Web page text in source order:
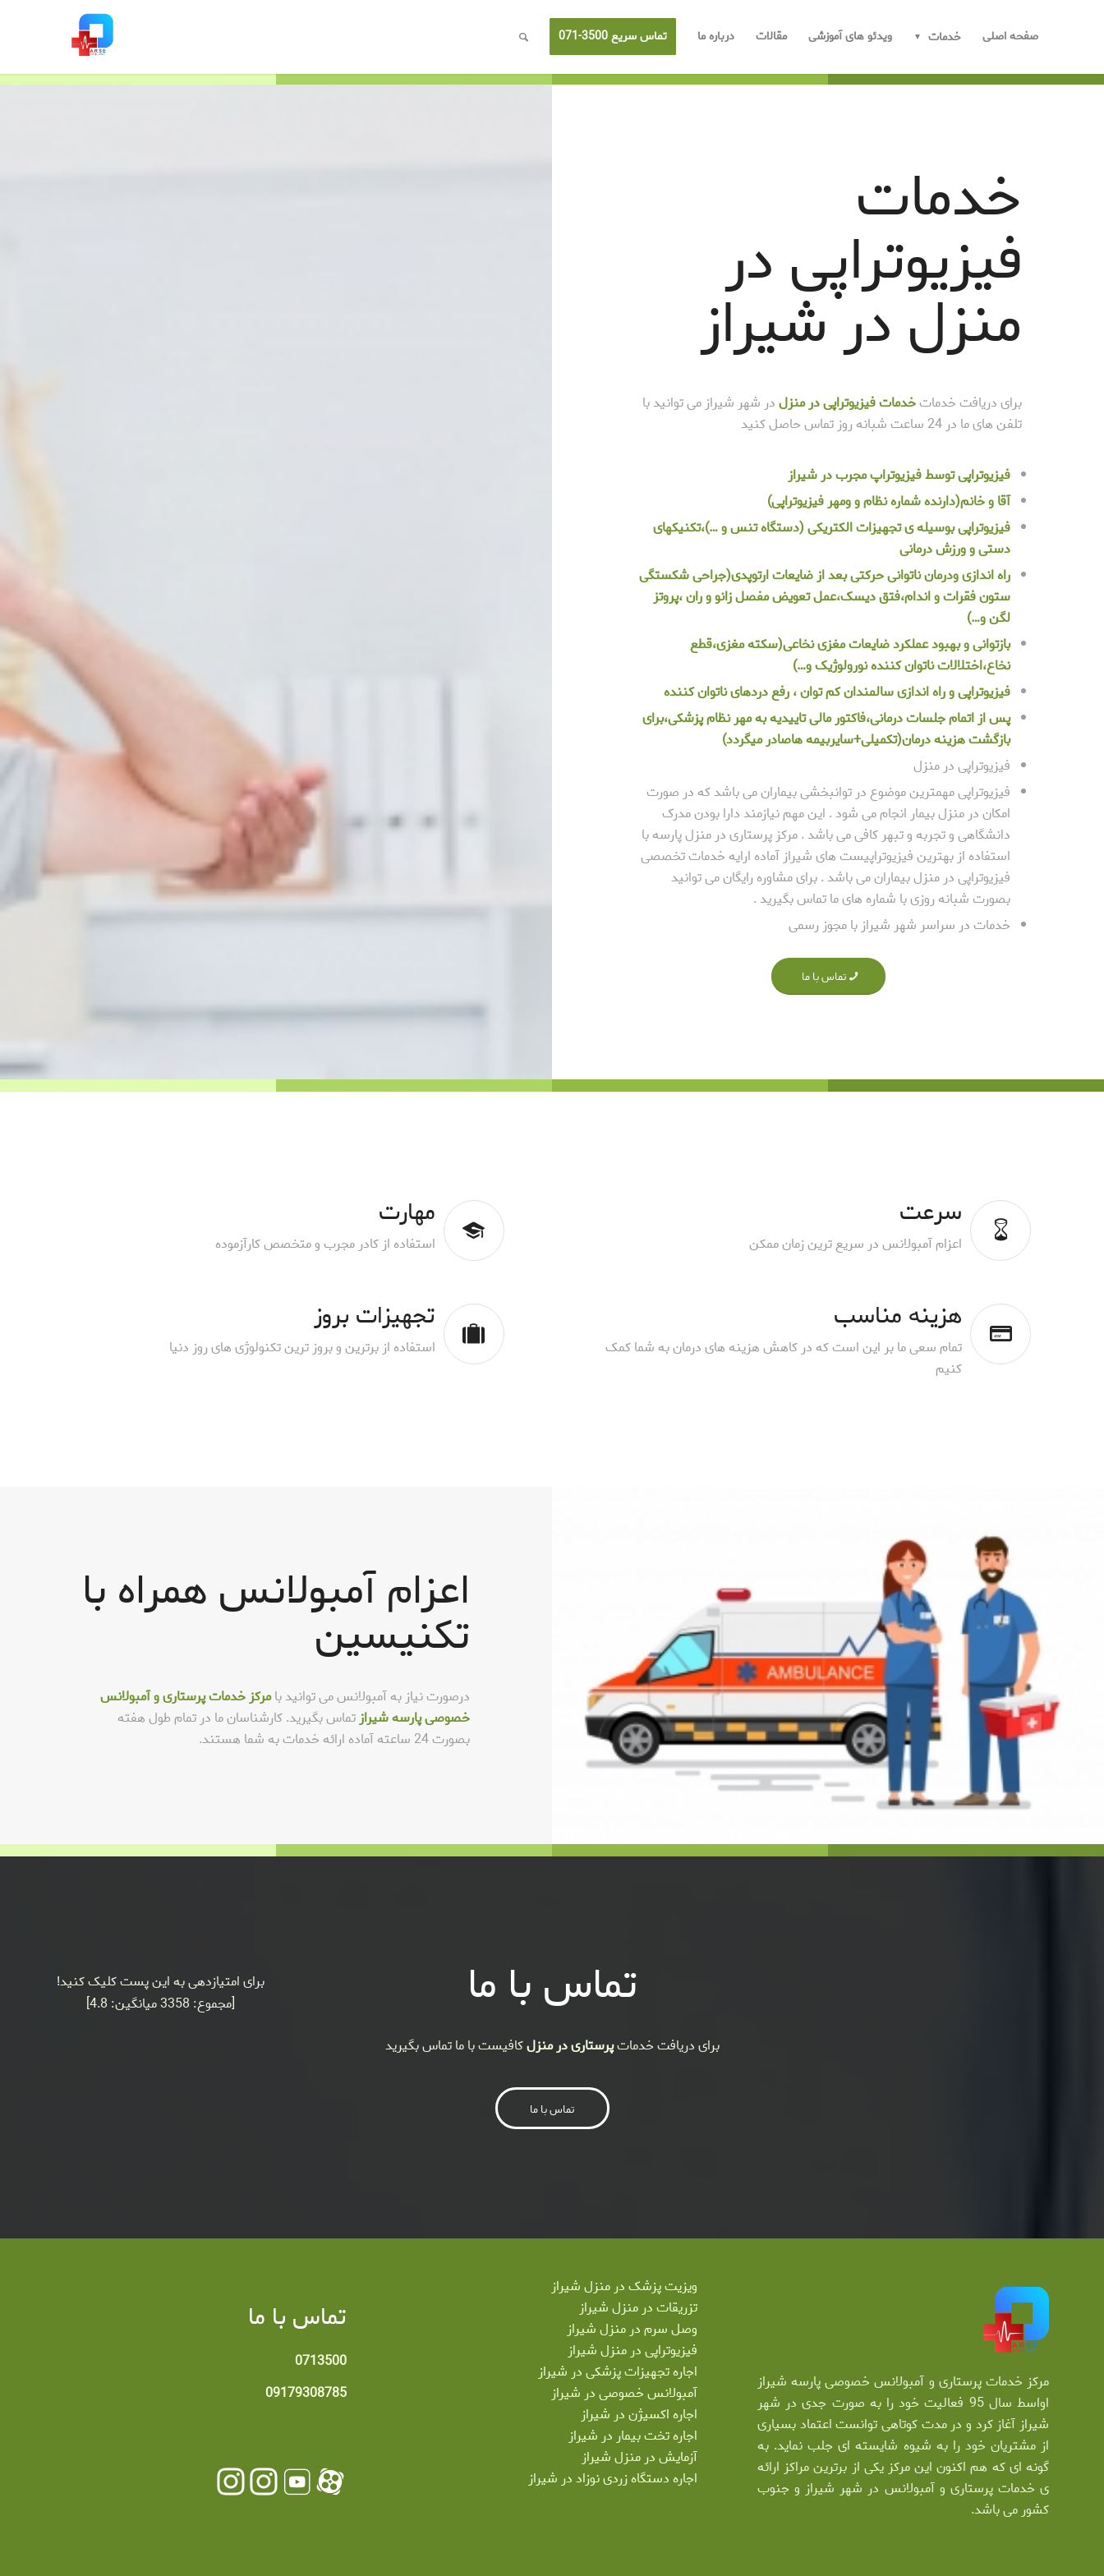
صفحه اصلی خدمات ویدئو های آموزشی مقالات درباره ما تماس سریع 3500-071
خدمات
فیزیوتراپی در
منزل در شیراز
برای دریافت خدماتخدمات فیزیوتراپی در منزلدر شهر شیراز می توانید با
تلفن های ما در 24 ساعت شبانه روز تماس حاصل کنید
فیزیوتراپی توسط فیزیوتراپ مجرب در شیراز
آقا و خانم(دارنده شماره نظام و ومهر فیزیوتراپی)
فیزیوتراپی بوسیله ی تجهیزات الکتریکی (دستگاه تنس و …)،تکنیکهای
دستی و ورزش درمانی
راه اندازی ودرمان ناتوانی حرکتی بعد از ضایعات ارتوپدی(جراحی شکستگی
ستون فقرات و اندام،فتق دیسک،عمل تعویضمفصلزانو و ران ،پروتز
لگن و…)
بازتوانی و بهبود عملکرد ضایعات مغزی نخاعی(سکته مغزی،قطع
نخاع،اختلالات ناتوان کننده نورولوژیک و…)
فیزیوتراپی و راه اندازی سالمندان کم توان ، رفع دردهای ناتوان کننده
پس از اتمام جلسات درمانی،فاکتور مالی تاییدیه به مهر نظام پزشکی،برای
بازگشت هزینه درمان(تکمیلی+سایربیمه هاصادر میگردد)
فیزیوتراپی در منزل
فیزیوتراپی مهمترین موضوع در توانبخشی بیماران می باشد که در صورت
امکان در منزل بیمار انجام می شود . این مهم نیازمند دارا بودن مدرک
دانشگاهی و تجربه و تبهر کافی می باشد . مرکز پرستاری در منزل پارسه با
استفاده از بهترین فیزیوتراپیست های شیراز آماده ارایه خدمات تخصصی
فیزیوتراپی در منزل بیماران می باشد . برای مشاوره رایگان می توانید
بصورت شبانه روزی با شماره های ما تماس بگیرید .
خدمات در سراسر شهر شیراز با مجوز رسمی
تماس با ما
سرعت
اعزام آمبولانس در سریع ترین زمان ممکن
مهارت
استفاده از کادر مجرب و متخصص کارآزموده
هزینه مناسب
تمام سعی ما بر این است که در کاهش هزینه های درمان به شما کمک
کنیم
تجهیزات بروز
استفاده از برترین و بروز ترین تکنولوژی های روز دنیا
اعزام آمبولانس همراه با
تکنیسین
درصورت نیاز به آمبولانس می توانید بامرکز خدمات پرستاری و آمبولانس
خصوصی پارسه شیرازتماس بگیرید. کارشناسان ما در تمام طول هفته
بصورت 24 ساعته آماده ارائه خدمات به شما هستند.
تماس با ما
برای دریافت خدماتپرستاری در منزلکافیست با ما تماس بگیرید
تماس با ما
برای امتیازدهی به این پست کلیک کنید!
[مجموع: 3358میانگین: 4.8
]
مرکز خدمات پرستاری و آمبولانس خصوصی پارسه شیراز
اواسط سال 95 فعالیت خود را به صورت جدی در شهر
شیراز آغاز کرد و در مدت کوتاهی توانست اعتماد بسیاری
از مشتریان خود را به شیوه شایسته ای جلب نماید. به
گونه ای که هم اکنون این مرکز یکی از برترین مراکز ارائه
ی خدمات پرستاری و آمبولانس در شهر شیراز و جنوب
کشور می باشد.
ویزیت پزشک در منزل شیراز
تزریقات در منزل شیراز
وصل سرم در منزل شیراز
فیزیوتراپی در منزل شیراز
اجاره تجهیزات پزشکی در شیراز
آمبولانس خصوصی در شیراز
اجاره اکسیژن در شیراز
اجاره تخت بیمار در شیراز
آزمایش در منزل شیراز
اجاره دستگاه زردی نوزاد در شیراز
تماس با ما
0713500
09179308785